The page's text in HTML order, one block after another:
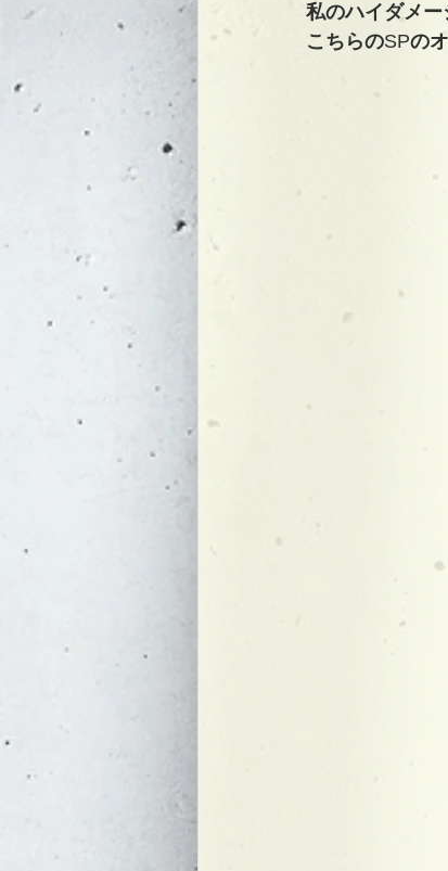
私のハイダメ
こちらのSPの